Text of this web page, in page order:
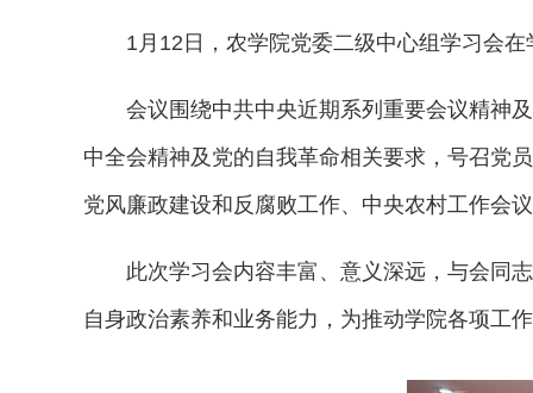
1月12日，农学院党委二级中心组学习会
会议围绕中共中央近期系列重要会议精神
中全会精神及党的自我革命相关要求，号召党
党风廉政建设和反腐败工作、中央农村工作会
此次学习会内容丰富、意义深远，与会同
自身政治素养和业务能力，为推动学院各项工